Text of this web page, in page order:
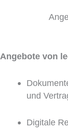
Angebote von
und
Digitale